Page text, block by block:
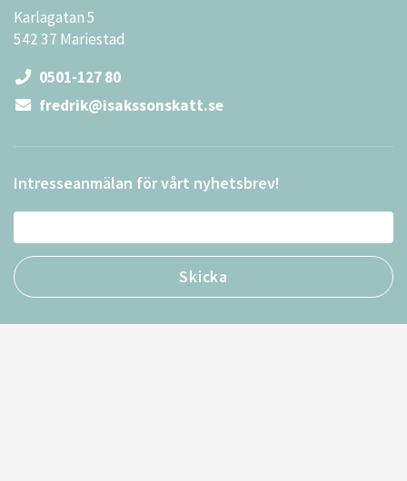
Karlagatan 5
542 37 Mariestad
0501-127 80
fredrik@isakssonskatt.se
Intresseanmälan för vårt nyhetsbrev!